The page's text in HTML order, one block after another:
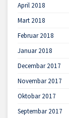
April 2018
Mart 2018
Februar 2018
Januar 2018
Decembar 2017
Novembar 2017
Oktobar 2017
Septembar 2017